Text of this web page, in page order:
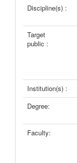
Discipline(s) :
Target
public :
Institution(s) :
Degree:
Faculty: